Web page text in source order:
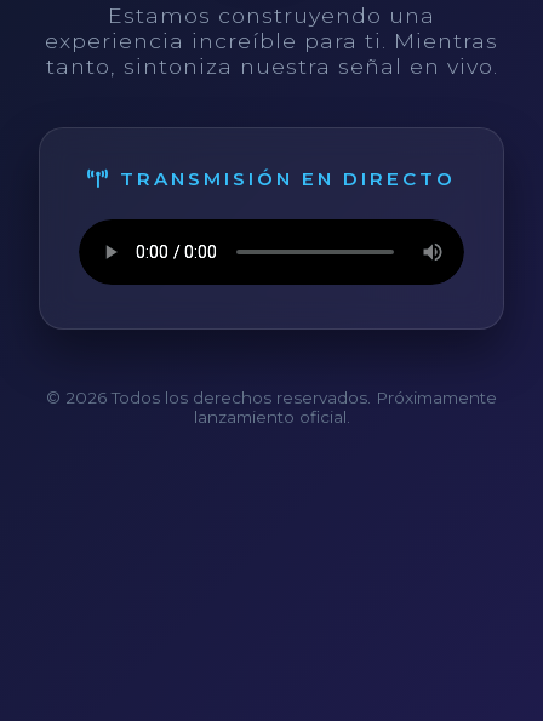
Estamos construyendo una
experiencia increíble para ti. Mientras
tanto, sintoniza nuestra señal en vivo.
TRANSMISIÓN EN DIRECTO
© 2026 Todos los derechos reservados. Próximamente
lanzamiento oficial.